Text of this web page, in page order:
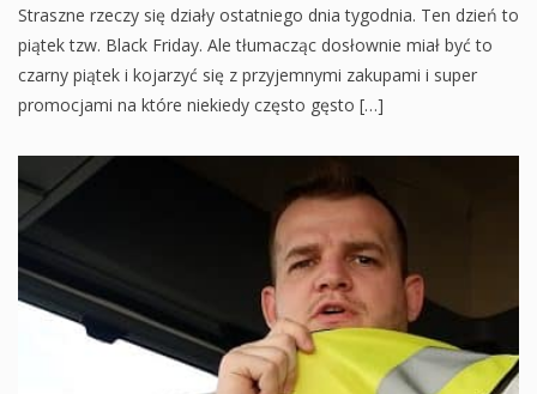
Straszne rzeczy się działy ostatniego dnia tygodnia. Ten dzień to
piątek tzw. Black Friday. Ale tłumacząc dosłownie miał być to
czarny piątek i kojarzyć się z przyjemnymi zakupami i super
promocjami na które niekiedy często gęsto […]